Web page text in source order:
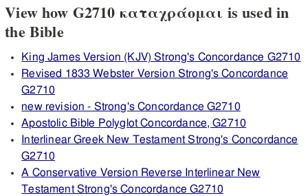
View how G2710 καταχράομαι is used in
the Bible
King James Version (KJV) Strong's Concordance G2710
Revised 1833 Webster Version Strong's Concordance
G2710
new revision - Strong's Concordance G2710
Apostolic Bible Polyglot Concordance, G2710
Interlinear Greek New Testament Strong's Concordance
G2710
A Conservative Version Reverse Interlinear New
Testament Strong's Concordance G2710